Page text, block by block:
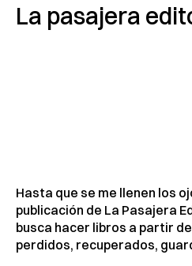
La pasajera
Hasta que se me llenen los
publicación de La Pasajera
busca hacer libros a partir
perdidos, recuperados,